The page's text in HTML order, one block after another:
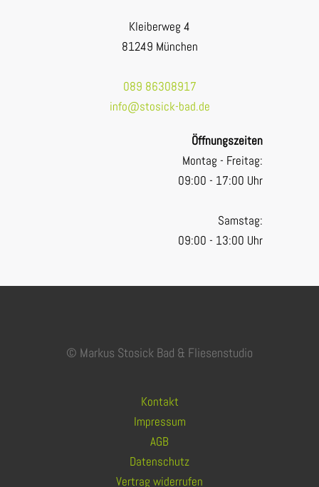
Kleiberweg 4
81249 München
089 86308917
info@stosick-bad.de
Öffnungszeiten
Montag - Freitag:
09:00 - 17:00 Uhr
Samstag:
09:00 - 13:00 Uhr
© Markus Stosick Bad & Fliesenstudio
Kontakt
Impressum
AGB
Datenschutz
Vertrag widerrufen